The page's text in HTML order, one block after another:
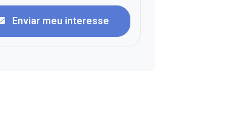
Enviar meu interesse